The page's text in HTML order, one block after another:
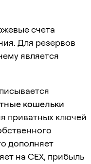
счета
Для резервов
является
кошельки
приватных ключей
дополняет
на CEX, прибыль